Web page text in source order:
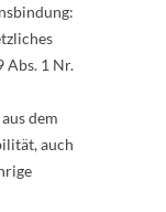
Abs. 1 Nr.
dem
auch